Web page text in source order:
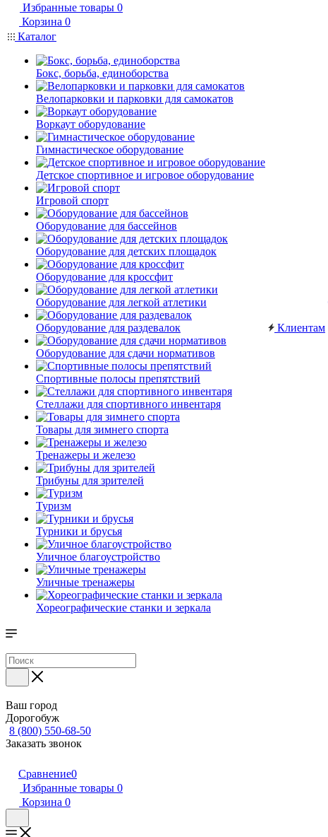
Избранные товары 0
Корзина 0
Каталог
Бокс, борьба, единоборства
Велопарковки и парковки для самокатов
Воркаут оборудование
Гимнастическое оборудование
Детское спортивное и игровое оборудование
Игровой спорт
Оборудование для бассейнов
Оборудование для детских площадок
Оборудование для кроссфит
Оборудование для легкой атлетики
Оборудование для раздевалок
Оборудование для сдачи нормативов
Спортивные полосы препятствий
Стеллажи для спортивного инвентаря
Товары для зимнего спорта
Тренажеры и железо
Трибуны для зрителей
Туризм
Турники и брусья
Уличное благоустройство
Уличные тренажеры
Хореографические станки и зеркала
Клиентам
Ваш город
Дорогобуж
8 (800) 550-68-50
Заказать звонок
Сравнение0
Избранные товары 0
Корзина 0